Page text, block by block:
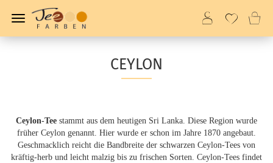
CEYLON
Ceylon-Tee stammt aus dem heutigen Sri Lanka. Diese Region wurde
früher Ceylon genannt. Hier wurde er schon im Jahre 1870 angebaut.
Geschmacklich reicht die Bandbreite der schwarzen Ceylon-Tees von
kräftig-herb und leicht malzig bis zu frischen Sorten. Ceylon-Tees findet